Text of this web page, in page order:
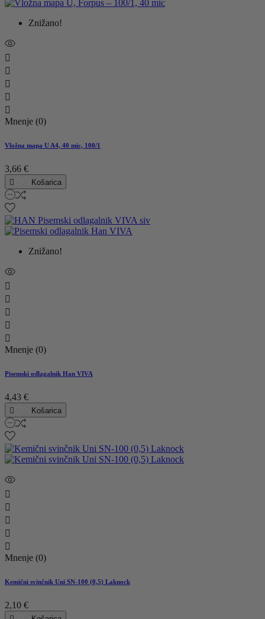
Znižano!





Mnenje (0)
Vložna mapa U A4, 40 mic, 100/1
3,66 €
 Košarica
Znižano!





Mnenje (0)
Pisemski odlagalnik Han VIVA
4,43 €
 Košarica





Mnenje (0)
Kemični svinčnik Uni SN-100 (0,5) Laknock
2,10 €